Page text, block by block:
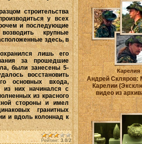
строительства
у всех
и последующие
крупные
здесь, в
лишь его
за прошедшие
были занесены 5-
восстановить
основных входа,
из них начинался с
из красного
стороны и имел
гранитных
и вдоль колоннад к
Рейтинг: 3.0/2
Карелия
Андрей Скляров:
Карелии
видео из